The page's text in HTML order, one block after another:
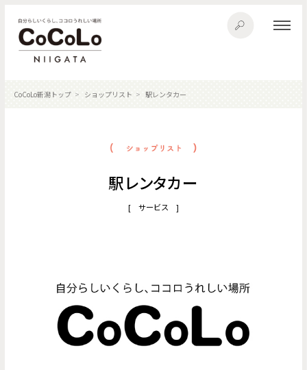
CoCoLo新潟トップ ショップリスト 駅レンタカー
駅レンタカー
[ サービス ]